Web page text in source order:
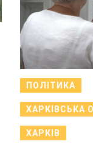
ПОЛІТИКА
ХАРКІВСЬКА
ХАРКІВ